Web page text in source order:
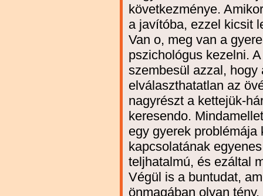
következménye.
a javítóba, ezzel kicsit
Van o, meg van a
pszichológus kezelni.
szembesül azzal, hogy
elválaszthatatlan az
nagyrészt a kettejük-
keresendo.
egy gyerek
kapcsolatának
teljhatalmú, és ezáltal
Végül is a buntudat,
önmagában olyan